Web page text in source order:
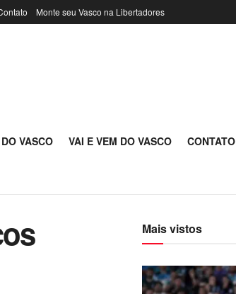
Monte seu Vasco na Libertadores
VASCO VAI E VEM DO VASCO CONTATO
Mais vistos